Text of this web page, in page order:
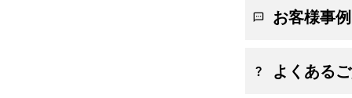
お客様事例
よくある